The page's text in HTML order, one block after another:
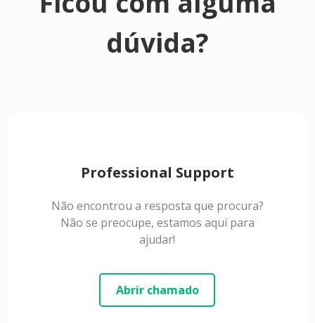
dúvida?
Professional Support
Não encontrou a resposta que procura?
Não se preocupe, estamos aqui para
ajudar!
Abrir chamado